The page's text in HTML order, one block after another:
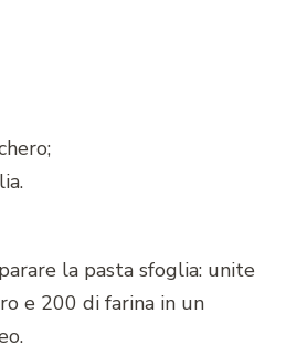
la pasta sfoglia: unite
e 200 di farina in un